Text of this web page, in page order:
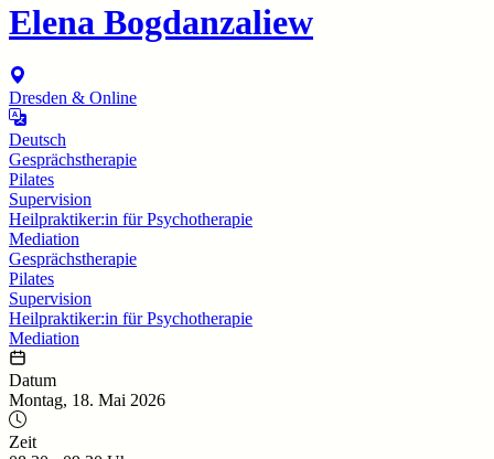
Elena Bogdanzaliew
Dresden & Online
Deutsch
Gesprächstherapie
Pilates
Supervision
Heilpraktiker:in für Psychotherapie
Mediation
Gesprächstherapie
Pilates
Supervision
Heilpraktiker:in für Psychotherapie
Mediation
Datum
Montag, 18. Mai 2026
Zeit